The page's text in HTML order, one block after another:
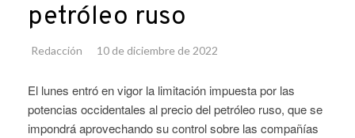
petróleo ruso
Redacción 10 de diciembre de 2022
El lunes entró en vigor la limitación impuesta por las
potencias occidentales al precio del petróleo ruso, que se
impondrá aprovechando su control sobre las compañías